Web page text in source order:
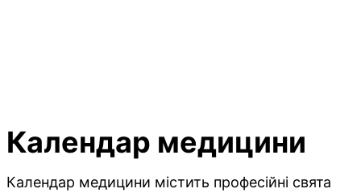
Календар медицини
Календар медицини містить професійні свята